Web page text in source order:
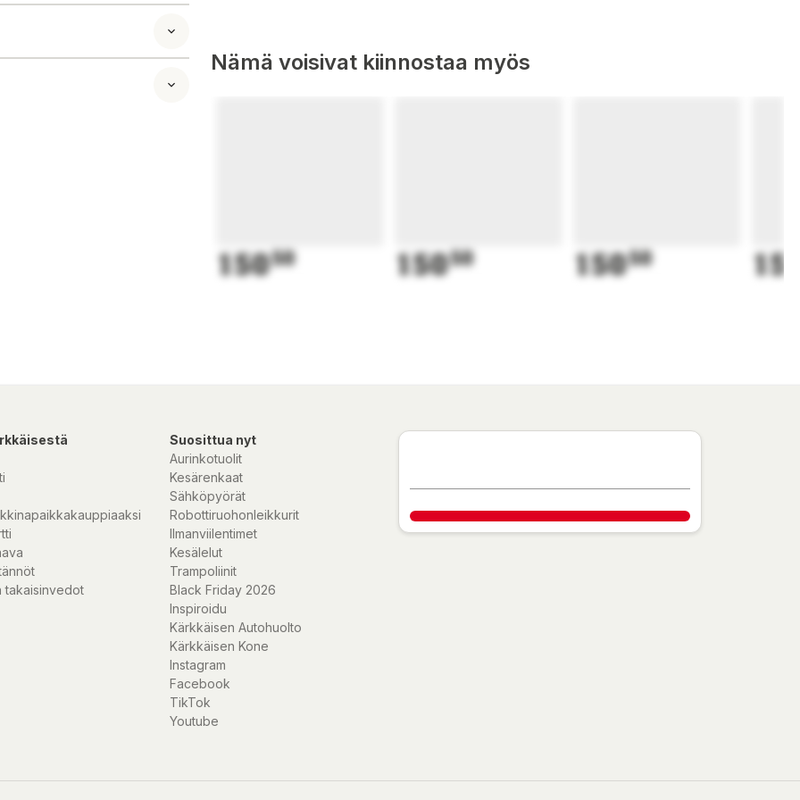
säätyy
ovat
Nämä voisivat kiinnostaa myös
15050 15050 15050
takaisinvedot
Suosittua nyt
Aurinkotuolit
Kesärenkaat
Sähköpyörät
Robottiruohonleikkurit
Ilmanviilentimet
Kesälelut
Trampoliinit
Black Friday 2026
Inspiroidu
Kärkkäisen Autohuolto
Kärkkäisen Kone
Instagram
Facebook
TikTok
Youtube